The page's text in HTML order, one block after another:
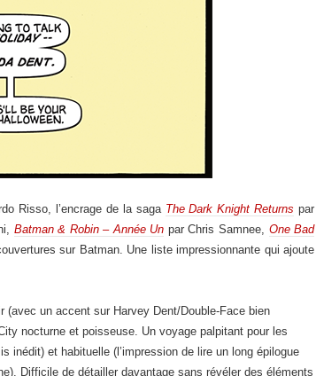
Risso, l’encrage de la saga The Dark Knight Returns par
Batman & Robin – Année Un par Chris Samnee, One Bad
sur Batman. Une liste impressionnante qui ajoute
un accent sur Harvey Dent/Double-Face bien
nocturne et poisseuse. Un voyage palpitant pour les
inédit) et habituelle (l’impression de lire un long épilogue
Difficile de détailler davantage sans révéler des éléments